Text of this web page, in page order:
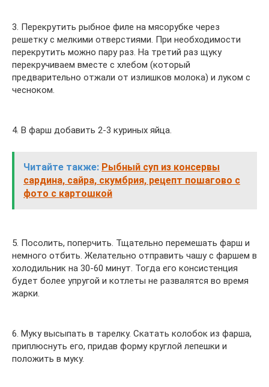
3. Перекрутить рыбное филе на мясорубке через
решетку с мелкими отверстиями. При необходимости
перекрутить можно пару раз. На третий раз щуку
перекручиваем вместе с хлебом (который
предварительно отжали от излишков молока) и луком с
чесноком.
4. В фарш добавить 2-3 куриных яйца.
Читайте также: Рыбный суп из консервы
сардина, сайра, скумбрия, рецепт пошагово с
фото с картошкой
5. Посолить, поперчить. Тщательно перемешать фарш и
немного отбить. Желательно отправить чашу с фаршем в
холодильник на 30-60 минут. Тогда его консистенция
будет более упругой и котлеты не развалятся во время
жарки.
6. Муку высыпать в тарелку. Скатать колобок из фарша,
приплюснуть его, придав форму круглой лепешки и
положить в муку.